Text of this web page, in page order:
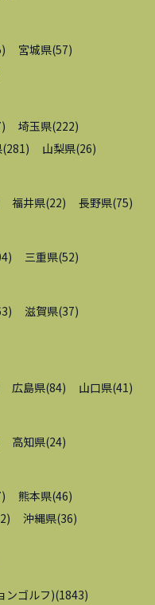
) 宮城県(57)
) 埼玉県(222)
(281 ) 山梨県(26)
福井県(22) 長野県(75)
) 三重県(52)
) 滋賀県(37)
広島県(84) 山口県(41 )
高知県(24)
) 熊本県(46)
) 沖縄県(36)
ンゴルフ)(1843)